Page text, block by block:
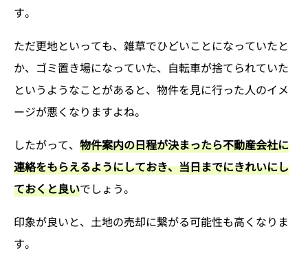
す。
ただ更地といっても、雑草でひどいことになっていたと
か、ゴミ置き場になっていた、自転車が捨てられていた
というようなことがあると、物件を見に行った人のイメ
ージが悪くなりますよね。
したがって、 物件案内の日程が決まったら不動産会社に
連絡をもらえるようにしておき、当日までにきれいにし
ておくと良いでしょう。
印象が良いと、土地の売却に繋がる可能性も高くなりま
す。